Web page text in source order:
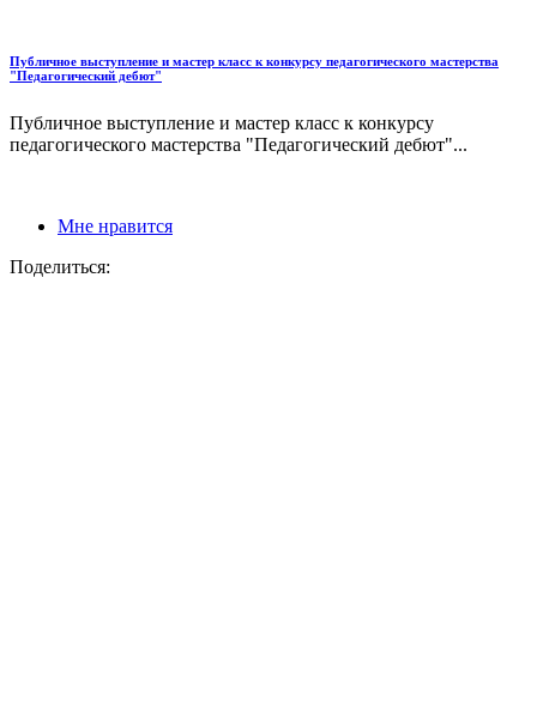
Публичное выступление и мастер класс к конкурсу педагогического мастерства
"Педагогический дебют"
Публичное выступление и мастер класс к конкурсу
педагогического мастерства "Педагогический дебют"...
Мне нравится
Поделиться: